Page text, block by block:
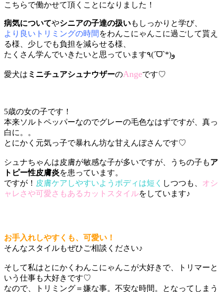
こちらで働かせて頂くことになりました！
病気についてやシニアの子達の扱いもしっかりと学び、
より良いトリミングの時間 をわんこにゃんこに過ごして貰え
る様 、少しでも負担を減らせる様、
たくさん学んでいきたいと思っています٩(ˊᗜˋ*)و
愛犬は ミニチュアシュナウザーのAngeです♡
5歳の女の子です！
本来ソルトペッパーなのでグレーの毛色なはずですが、真っ
白に。。
とにかく元気っ子で暴れん坊な甘えんぼさんです♡
シュナちゃんは皮膚が敏感な子が多いですが、うちの子もア
トピー性皮膚炎を患っています。
ですが！ 皮膚ケアしやすいようボディは短く しつつも、 オシ
ャレさや可愛さもあるカットスタイルをしています♪
お手入れしやすくも、可愛い！
そんなスタイルもぜひご相談ください♪
そして私はとにかくわんこにゃんこが大好きで、トリマーと
いう仕事も大好きです♡
なので、トリミング＝嫌な事。不安な時間。となってしまう